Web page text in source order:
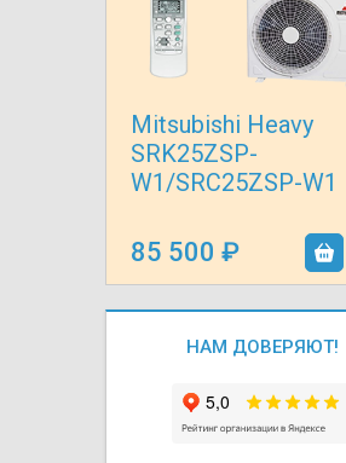
Mitsubishi Heavy
SRK25ZSP-
W1/SRC25ZSP-W1
85 500
НАМ ДОВЕРЯЮТ!